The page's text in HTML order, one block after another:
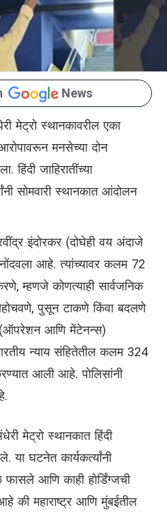
News
मेट्रो स्थानकावरील एका
मनसेच्या दोन
हिंदी जाहिरातींच्या
सोमवारी स्थानकात आंदोलन
इंदोरकर (दोघेही वय अंदाजे
नोंदवला आहे. त्यांच्यावर कलम 72
म्हणजे कोणत्याही सार्वजनिक
पुसून टाकणे किंवा बदलणे
(ऑपरेशन आणि मेंटेनन्स)
न्याय संहितेतील कलम 324
आली आहे. पोलिसांनी
मेट्रो स्थानकात हिंदी
या घटनेत कार्यकर्त्यांनी
आणि काही होर्डिंग्जची
की महाराष्ट्र आणि मुंबईतील